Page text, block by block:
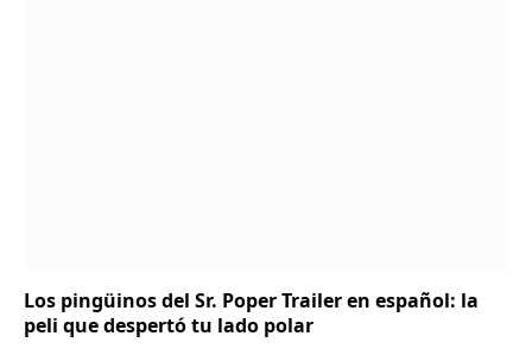
Los pingüinos del Sr. Poper Trailer en español: la
peli que despertó tu lado polar